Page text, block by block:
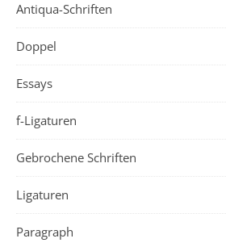
Antiqua-Schriften
Doppel
Essays
f-Ligaturen
Gebrochene Schriften
Ligaturen
Paragraph